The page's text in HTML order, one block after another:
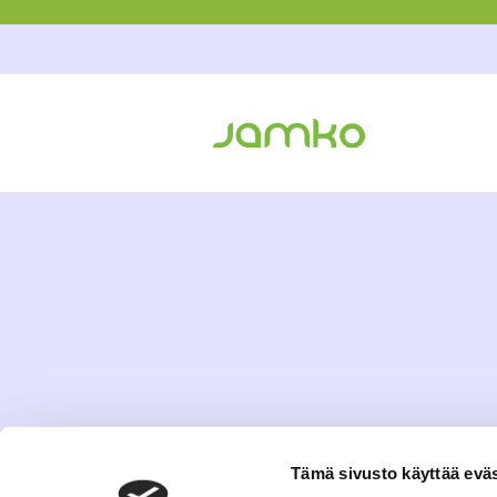
Tämä sivusto käyttää